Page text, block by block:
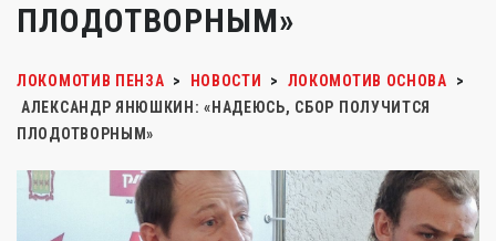
ПЛОДОТВОРНЫМ»
ЛОКОМОТИВ ПЕНЗА > НОВОСТИ > ЛОКОМОТИВ ОСНОВА
>
АЛЕКСАНДР ЯНЮШКИН: «НАДЕЮСЬ, СБОР ПОЛУЧИТСЯ
ПЛОДОТВОРНЫМ»